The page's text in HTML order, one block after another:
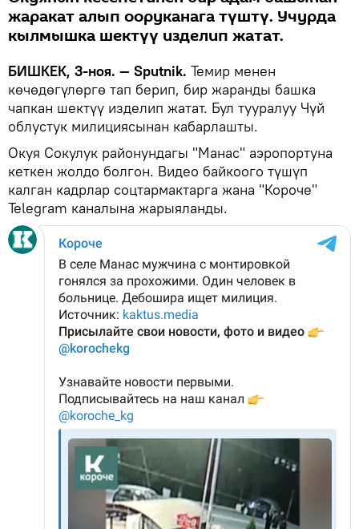
жаракат алып ооруканага түштү. Учурда
кылмышка шектүү изделип жатат.
БИШКЕК, 3-ноя. — Sputnik. Темир менен
көчөдөгүлөргө тап берип, бир жаранды башка
чапкан шектүү изделип жатат. Бул тууралуу Чүй
облустук милициясынан кабарлашты.
Окуя Сокулук районундагы "Манас" аэропортуна
кеткен жолдо болгон. Видео байкоого түшүп
калган кадрлар соцтармактарга жана "Короче"
Telegram каналына жарыяланды.